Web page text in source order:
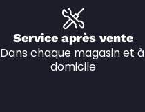
Service après vente
Dans chaque magasin et à
domicile